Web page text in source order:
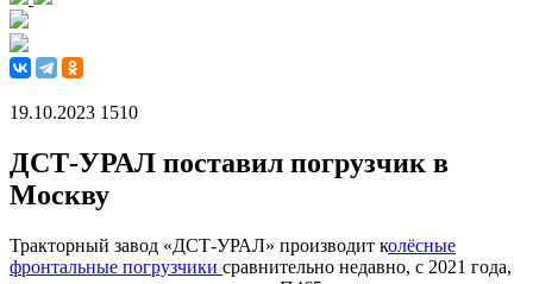
19.10.2023 1510
ДСТ-УРАЛ поставил погрузчик в
Москву
Тракторный завод «ДСТ-УРАЛ» производит колёсные
фронтальные погрузчики сравнительно недавно, с 2021 года,